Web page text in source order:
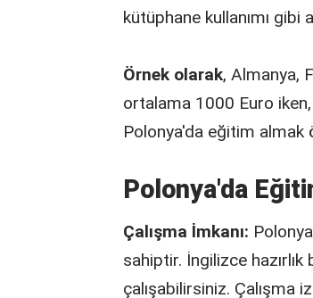
kütüphane kullanımı gibi
Örnek olarak, Almanya,
ortalama 1000 Euro
Polonya'da eğitim almak
Polonya'da
Çalışma İmkanı:
sahiptir. İngilizce
çalışabilirsiniz. Çalışma